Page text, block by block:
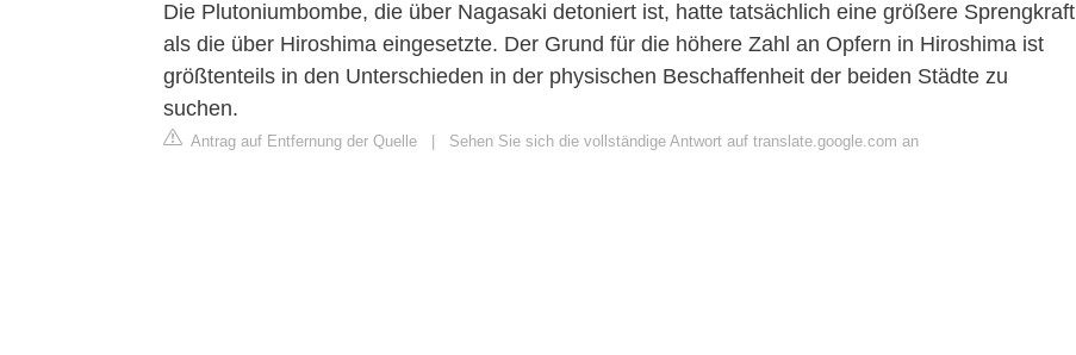
Die Plutoniumbombe, die über Nagasaki detoniert ist, hatte tatsächlich eine größere Sprengkraft
als die über Hiroshima eingesetzte. Der Grund für die höhere Zahl an Opfern in Hiroshima ist
größtenteils in den Unterschieden in der physischen Beschaffenheit der beiden Städte zu
suchen.
Antrag auf Entfernung der Quelle Sehen Sie sich die vollständige Antwort auf translate.google.com an